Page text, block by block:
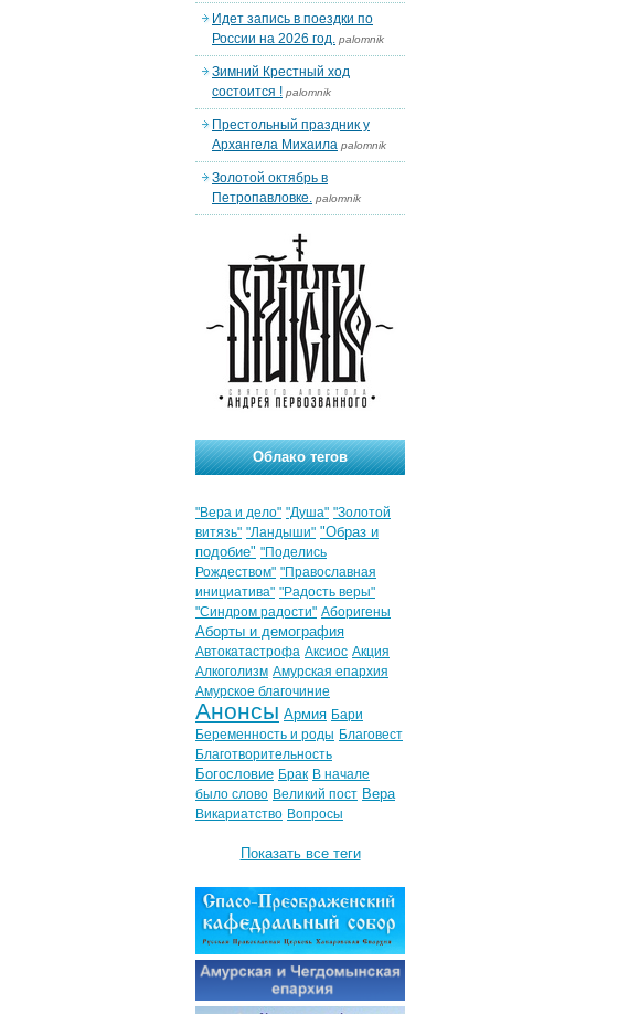
Идет запись в поездки по
России на 2026 год. palomnik
Зимний Крестный ход
состоится ! palomnik
Престольный праздник у
Архангела Михаила palomnik
Золотой октябрь в
Петропавловке. palomnik
Облако тегов
"Вера и дело" "Душа" "Золотой
витязь" "Ландыши" "Образ и
подобие" "Поделись
Рождеством" "Православная
инициатива" "Радость веры"
"Синдром радости" Аборигены
Аборты и демография
Автокатастрофа Аксиос Акция
Алкоголизм Амурская епархия
Амурское благочиние
Анонсы Армия Бари
Беременность и роды Благовест
Благотворительность
Богословие Брак В начале
было слово Великий пост Вера
Викариатство Вопросы
Показать все теги